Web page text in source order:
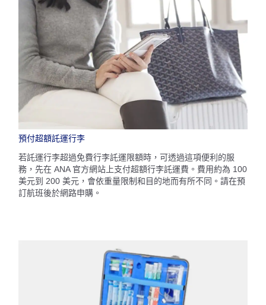
預付超額託運行李
若託運行李超過免費行李託運限額時，可透過這項便利的服
務，先在 ANA 官方網站上支付超額行李託運費。費用約為 100
美元到 200 美元，會依重量限制和目的地而有所不同。請在預
訂航班後於網路申購。